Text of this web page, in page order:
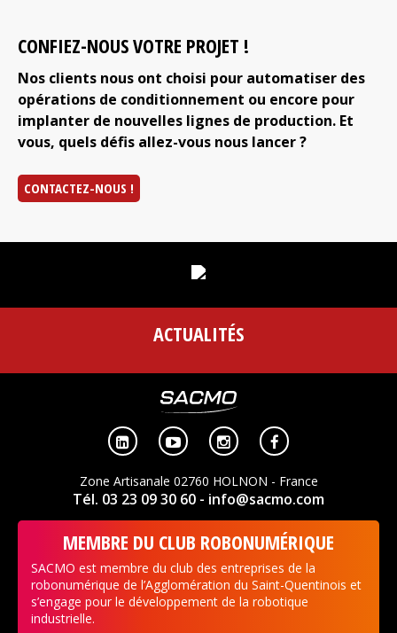
CONFIEZ-NOUS VOTRE PROJET !
Nos clients nous ont choisi pour automatiser des
opérations de conditionnement ou encore pour
implanter de nouvelles lignes de production. Et
vous, quels défis allez-vous nous lancer ?
CONTACTEZ-NOUS !
ACTUALITÉS
   
Zone Artisanale 02760 HOLNON - France
Tél. 03 23 09 30 60 - info@sacmo.com
MEMBRE DU CLUB ROBONUMÉRIQUE
SACMO est membre du club des entreprises de la
robonumérique de l’Agglomération du Saint-Quentinois et
s’engage pour le développement de la robotique
industrielle.